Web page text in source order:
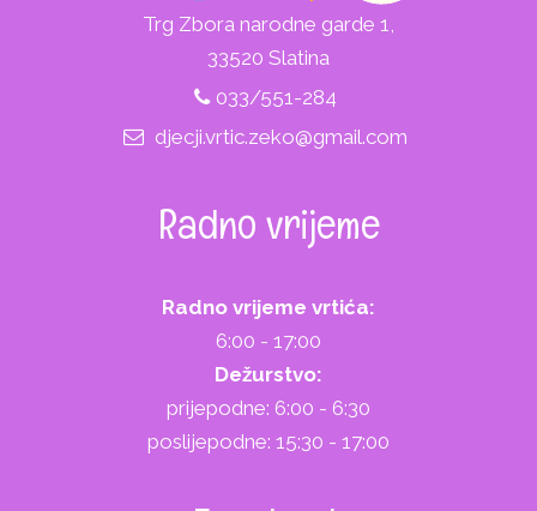
Trg Zbora narodne garde 1,
33520 Slatina
033/551-284
djecji.vrtic.zeko@gmail.com
Radno vrijeme
Radno vrijeme vrtića:
6:00 - 17:00
Dežurstvo:
prijepodne: 6:00 - 6:30
poslijepodne: 15:30 - 17:00